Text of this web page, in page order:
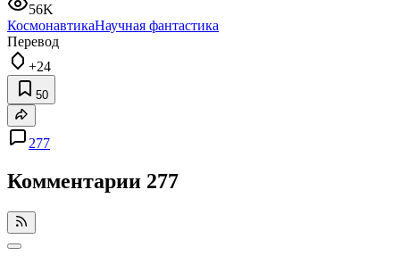
56K
КосмонавтикаНаучная фантастика
Перевод
+24
50
277
Комментарии 277